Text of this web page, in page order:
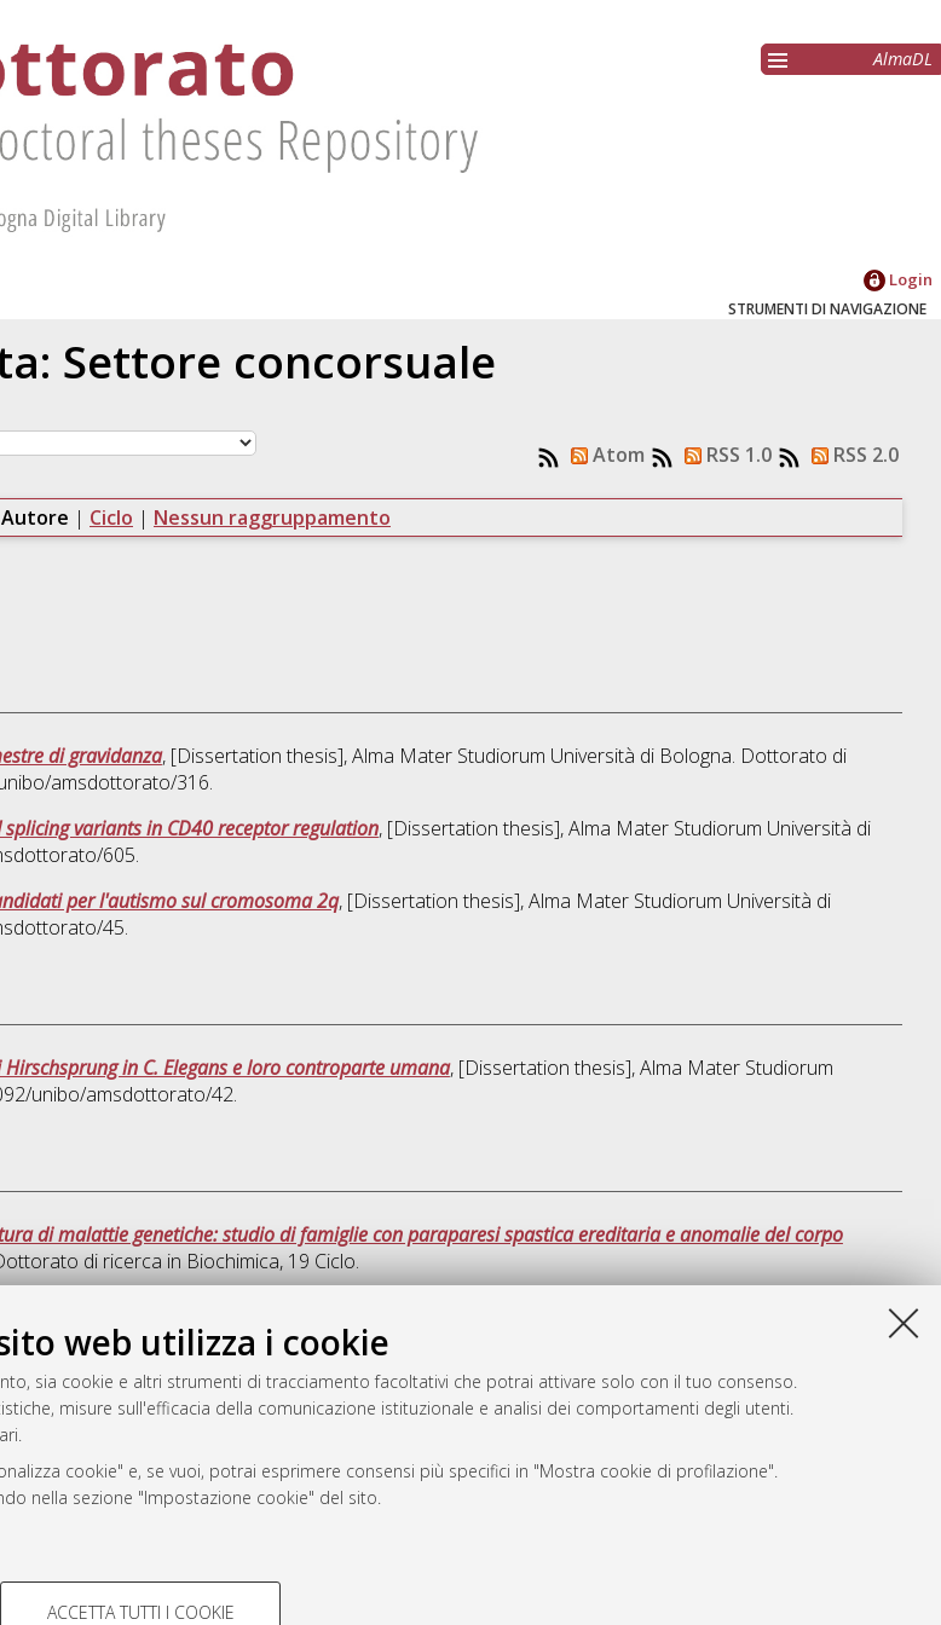
web utilizza i cookie
sia cookie e altri strumenti di tracciamento facoltativi che potrai attivare solo con il tuo consenso.
misure sull'efficacia della comunicazione istituzionale e analisi dei comportamenti degli utenti.
cookie" e, se vuoi, potrai esprimere consensi più specifici in "Mostra cookie di profilazione".
nella sezione "Impostazione cookie" del sito.
COOKIE TECNICI - NECESSARI
ACCETTA TUTTI I COOKIE
AlmaDL
Login
STRUMENTI DI NAVIGAZIONE
Settore concorsuale
Atom RSS 1.0 RSS 2.0
Autore | Ciclo | Nessun raggruppamento
di gravidanza, [Dissertation thesis], Alma Mater Studiorum Università di Bologna. Dottorato di
amsdottorato/316.
splicing variants in CD40 receptor regulation, [Dissertation thesis], Alma Mater Studiorum Università di
605.
per l'autismo sul cromosoma 2q, [Dissertation thesis], Alma Mater Studiorum Università di
45.
in C. Elegans e loro controparte umana, [Dissertation thesis], Alma Mater Studiorum
unibo/amsdottorato/42.
di malattie genetiche: studio di famiglie con paraparesi spastica ereditaria e anomalie del corpo
di ricerca in Biochimica, 19 Ciclo.
Fri Aug 7 20:35:49 2026 CEST.
da